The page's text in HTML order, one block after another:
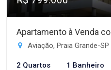
Apartamento à Venda
Aviação, Praia Grande-SP
2 Quartos 1 Banheiro